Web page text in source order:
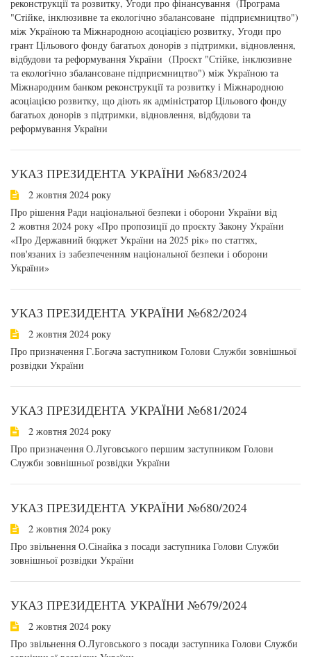
реконструкції та розвитку, Угоди про фінансування (Програма
"Стійке, інклюзивне та екологічно збалансоване підприємництво")
між Україною та Міжнародною асоціацією розвитку, Угоди про
грант Цільового фонду багатьох донорів з підтримки, відновлення,
відбудови та реформування України (Проєкт "Стійке, інклюзивне
та екологічно збалансоване підприємництво") між Україною та
Міжнародним банком реконструкції та розвитку і Міжнародною
асоціацією розвитку, що діють як адміністратор Цільового фонду
багатьох донорів з підтримки, відновлення, відбудови та
реформування України
УКАЗ ПРЕЗИДЕНТА УКРАЇНИ №683/2024
2 жовтня 2024 року
Про рішення Ради національної безпеки і оборони України від
2 жовтня 2024 року «Про пропозиції до проєкту Закону України
«Про Державний бюджет України на 2025 рік» по статтях,
пов'язаних із забезпеченням національної безпеки і оборони
України»
УКАЗ ПРЕЗИДЕНТА УКРАЇНИ №682/2024
2 жовтня 2024 року
Про призначення Г.Богача заступником Голови Служби зовнішньої
розвідки України
УКАЗ ПРЕЗИДЕНТА УКРАЇНИ №681/2024
2 жовтня 2024 року
Про призначення О.Луговського першим заступником Голови
Служби зовнішньої розвідки України
УКАЗ ПРЕЗИДЕНТА УКРАЇНИ №680/2024
2 жовтня 2024 року
Про звільнення О.Сінайка з посади заступника Голови Служби
зовнішньої розвідки України
УКАЗ ПРЕЗИДЕНТА УКРАЇНИ №679/2024
2 жовтня 2024 року
Про звільнення О.Луговського з посади заступника Голови Служби